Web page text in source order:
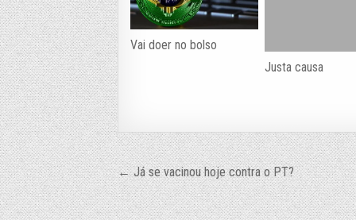
Vai doer no bolso
Justa causa
Navegação
de
← Já se vacinou hoje contra o PT?